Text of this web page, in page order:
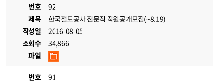
번호
92
제목
한국철도공사 전문직 직원공개모집(~8.19)
작성일
2016-08-05
조회수
34,866
파일
번호
91